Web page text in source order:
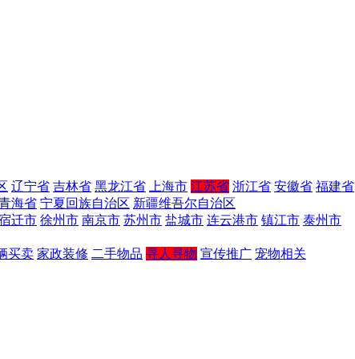
辽宁省 吉林省 黑龙江省 上海市 江苏省 浙江省 安徽省 福建省
海省 宁夏回族自治区 新疆维吾尔自治区
迁市 徐州市 南京市 苏州市 盐城市 连云港市 镇江市 泰州市
买卖 家政装修 二手物品 寻人寻物 宣传推广 宠物相关